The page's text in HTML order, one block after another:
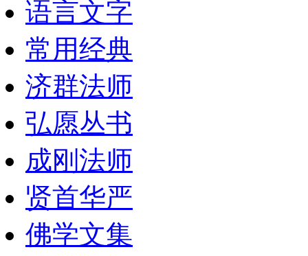
语言文字
常用经典
济群法师
弘愿丛书
成刚法师
贤首华严
佛学文集